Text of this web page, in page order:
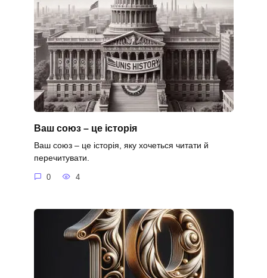
Ваш союз – це історія
Ваш союз – це історія, яку хочеться читати й
перечитувати.
0 4